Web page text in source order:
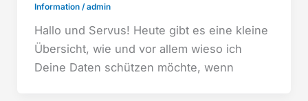
Information/admin
Hallo und Servus! Heute gibt es eine kleine
Übersicht, wie und vor allem wieso ich
Deine Daten schützen möchte, wenn